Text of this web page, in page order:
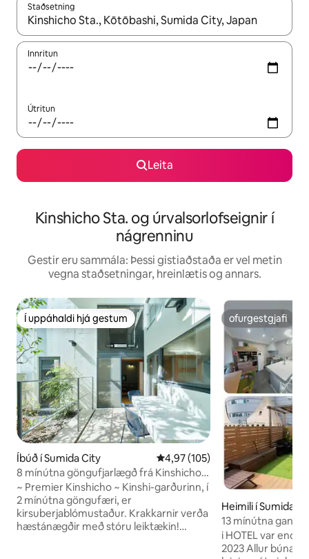
Staðsetning
Þegar niðurstöður liggja fyrir skaltu nota upp og niður
Innritun
Útritun
Leita
Kinshicho Sta. og úrvalsorlofseignir í
nágrenninu
Gestir eru sammála: Þessi gistiaðstaða er vel metin
vegna staðsetningar, hreinlætis og annars.
Í uppáhaldi hjá gestum
Í uppáhaldi hjá gestum
Íbúð í Sumida City 4,97 af 5 í meðaleinkunn, 105
4,97 (105)
8 mínútna göngufjarlægð frá Kinshicho-
stöðinni / 2 mínútna göngufjarlægð frá
þekktum kirsuberjatrjám / 3LDK með
verönd
~ Premier Kinshicho ~ Kinshi-garðurinn, í
2 mínútna göngufæri, er
kirsuberjablómustaður. Krakkarnir verða
hæstánægðir með stóru leiktækin!
ofurgestgjafi
ofurgestgjafi
Heimili í Sumida
13 mínútna ganga
Allt að 6 manns |
þvottavél-þurrkari
i HOTEL var
2023 Allur